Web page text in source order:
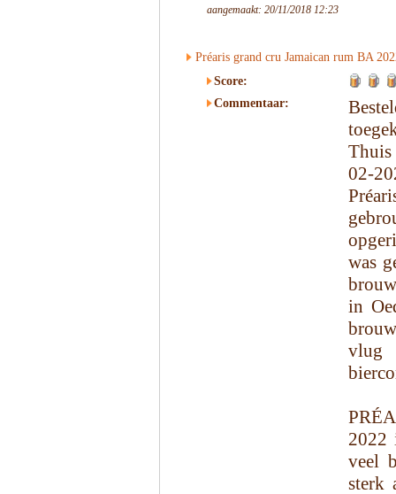
aangemaakt: 20/11/2018 12:23
Préaris grand cru Jamaican rum BA
Score:
Commentaar:
02-
was
in
vlug
2022
veel
sterk